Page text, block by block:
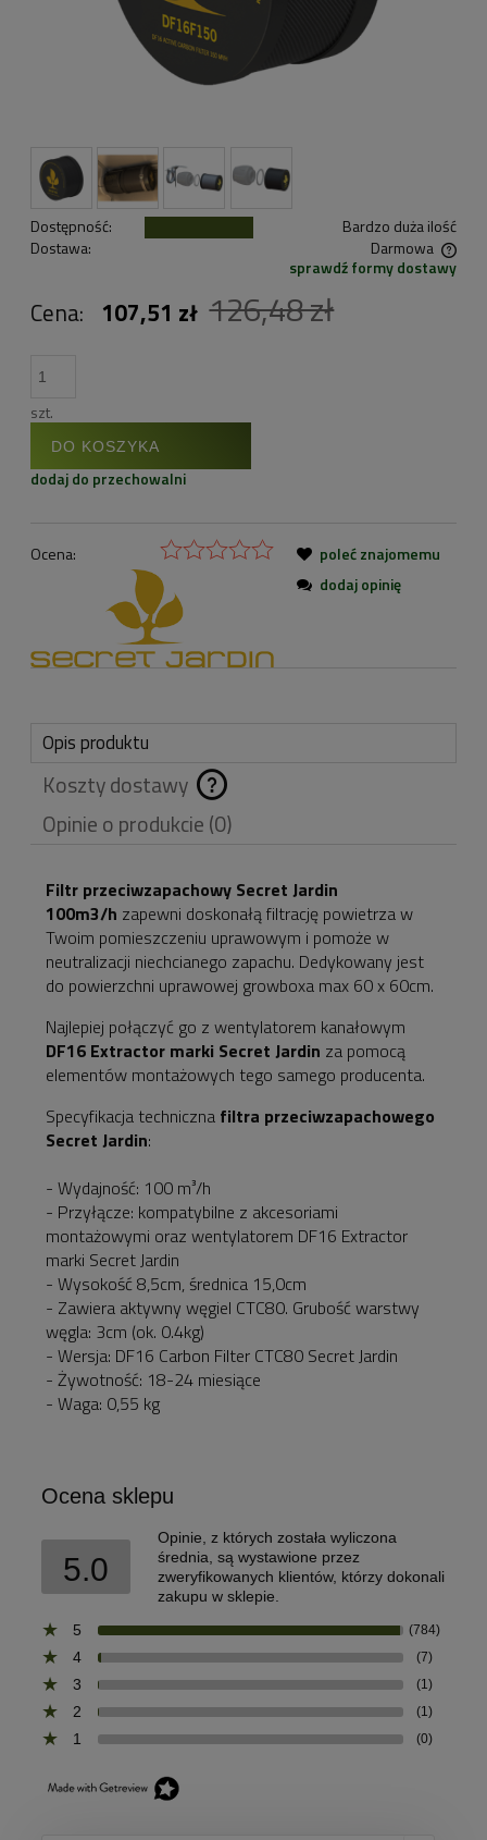
Dostępność:
Bardzo duża ilość
Dostawa:
Darmowa
Cena nie zawiera ewentualnych kosztów płatnościsprawdź formy dostawy
Cena: 107,51 zł 126,48 zł
szt.
DO KOSZYKA
dodaj do przechowalni
Ocena:
poleć znajomemu
dodaj opinię
Opis produktu
Koszty dostawy
Cena nie zawiera
ewentualnych kosztów
płatności
Opinie o produkcie (0)
Filtr przeciwzapachowy Secret Jardin
100m3/h zapewni doskonałą filtrację powietrza w
Twoim pomieszczeniu uprawowym i pomoże w
neutralizacji niechcianego zapachu. Dedykowany jest
do powierzchni uprawowej growboxa max 60 x 60cm.
Najlepiej połączyć go z wentylatorem kanałowym
DF16 Extractor marki Secret Jardin za pomocą
elementów montażowych tego samego producenta.
Specyfikacja techniczna filtra przeciwzapachowego
Secret Jardin:
- Wydajność: 100 m³/h
- Przyłącze: kompatybilne z akcesoriami
montażowymi oraz wentylatorem DF16 Extractor
marki Secret Jardin
- Wysokość 8,5cm, średnica 15,0cm
- Zawiera aktywny węgiel CTC80. Grubość warstwy
węgla: 3cm (ok. 0.4kg)
- Wersja: DF16 Carbon Filter CTC80 Secret Jardin
- Żywotność: 18-24 miesiące
- Waga: 0,55 kg
Ocena sklepu
5.0
Opinie, z których została wyliczona
średnia, są wystawione przez
zweryfikowanych klientów, którzy dokonali
zakupu w sklepie.
5
(784)
4 (7)
3 (1)
2 (1)
1 (0)